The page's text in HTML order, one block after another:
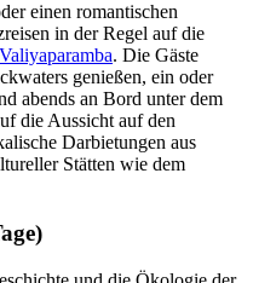
einen romantischen
in der Regel auf die
Valiyaparamba. Die Gäste
genießen, ein oder
abends an Bord unter dem
die Aussicht auf den
Darbietungen aus
Stätten wie dem